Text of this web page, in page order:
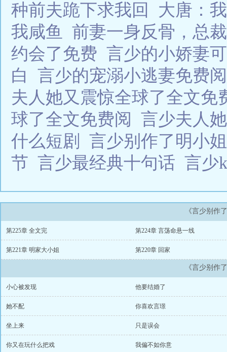
种前夫跪下求我回
大唐：
我咸鱼
前妻一身反骨，总
约会了免费 言少的小娇妻
白 言少的宠溺小逃妻免费
夫人她又震惊全球了全文
球了全文免费阅 言少夫人
什么短剧 言少别作了明小
节 言少最经典十句话 言
《言少别作
第225章 全文完 第224章 言荡命悬一线
第221章 明家大小姐 第220章 回家
《言少别作
小心被发现 他要结婚了
她不配 你喜欢言璟
坐上来 只是误会
你又在玩什么把戏 我偏不如你意